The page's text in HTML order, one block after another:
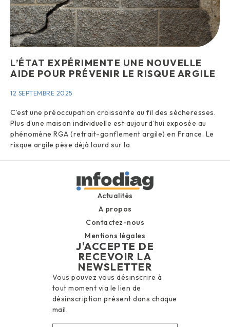
L’ÉTAT EXPÉRIMENTE UNE NOUVELLE
AIDE POUR PRÉVENIR LE RISQUE ARGILE
12 SEPTEMBRE 2025
C’est une préoccupation croissante au fil des sécheresses.
Plus d’une maison individuelle est aujourd’hui exposée au
phénomène RGA (retrait-gonflement argile) en France. Le
risque argile pèse déjà lourd sur la
Actualités
A propos
Contactez-nous
Mentions légales
J'ACCEPTE DE
RECEVOIR LA
NEWSLETTER
Vous pouvez vous désinscrire à
tout moment via le lien de
désinscription présent dans chaque
mail.